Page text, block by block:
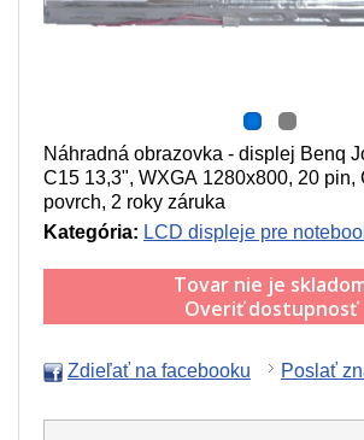
Náhradná obrazovka - displej Benq
C15 13,3", WXGA 1280x800, 20 pin,
povrch, 2 roky záruka
Kategória: LCD displeje pre
Tovar nie je
Overiť dostupnosť
Zdieľať na facebooku Poslať